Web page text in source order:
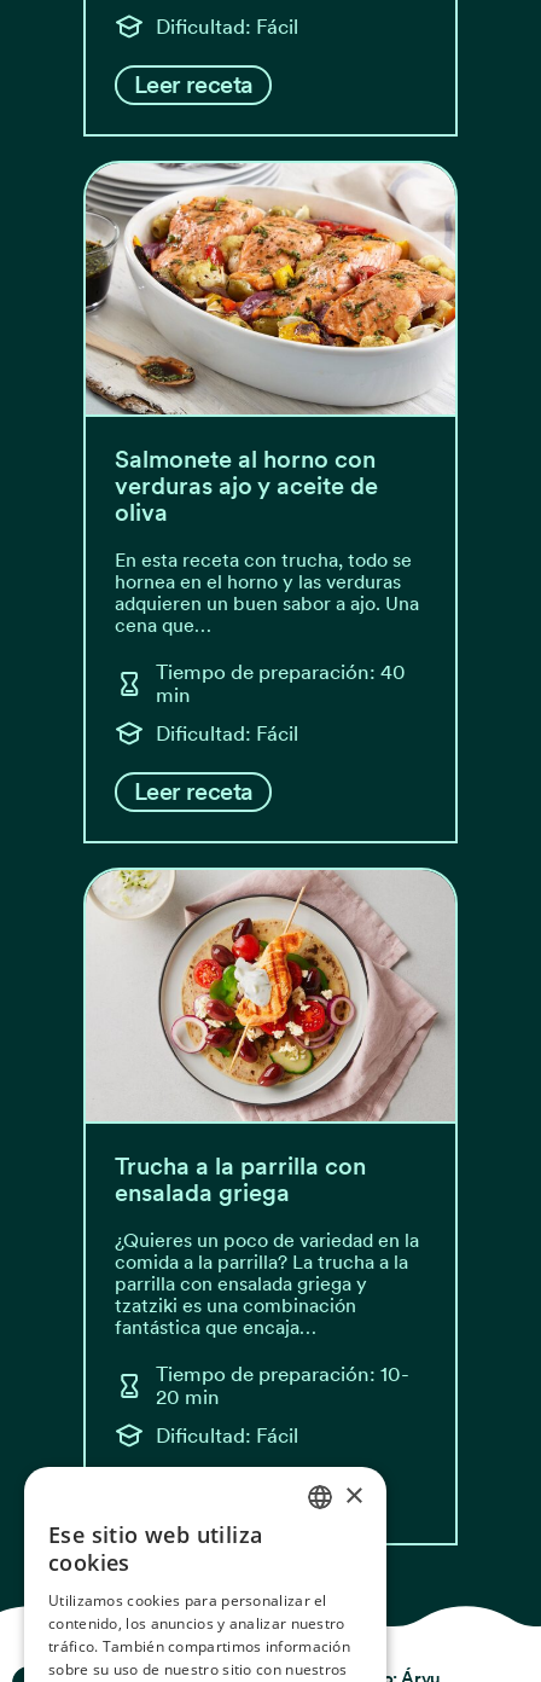
Dificultad: Fácil
Leer receta
Salmonete al horno con
verduras ajo y aceite de
oliva
En esta receta con trucha, todo se
hornea en el horno y las verduras
adquieren un buen sabor a ajo. Una
cena que…
Tiempo de preparación: 40
min
Dificultad: Fácil
Leer receta
Trucha a la parrilla con
ensalada griega
¿Quieres un poco de variedad en la
comida a la parrilla? La trucha a la
parrilla con ensalada griega y
tzatziki es una combinación
fantástica que encaja…
Tiempo de preparación: 10-
20 min
Dificultad: Fácil
Historias del Océano
NORWEGIAN
GERMAN
FRENCH
×
Ese sitio web utiliza
cookies
Utilizamos cookies para personalizar el
contenido, los anuncios y analizar nuestro
tráfico. También compartimos información
sobre su uso de nuestro sitio con nuestros